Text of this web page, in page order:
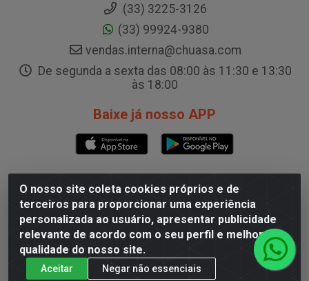
O nosso site coleta cookies próprios e de
terceiros para proporcionar uma experiência
personalizada ao usuário, apresentar publicidade
relevante de acordo com o seu perfil e melhorar a
qualidade do nosso site.
Aceitar Negar não essenciais
(33) 3225-3126
(33) 99924-9380
vendas.interna@chuasa.com
De segunda a sexta das 08:00 às 11:30 e 13:30
às 18:00
Baixe já nosso APP
CD Governador Valadares
Rua A, 200, Galpão B - Capim, Governador
Valadares/MG - CEP 35.024-400
CNPJ 19.199.702/0003-36